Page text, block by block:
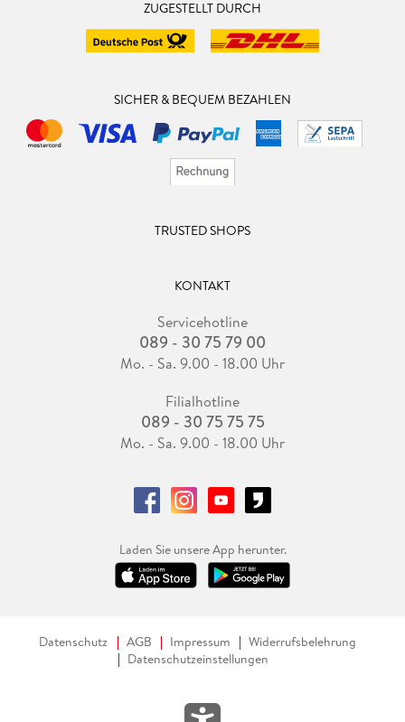
ZUGESTELLT DURCH
SICHER & BEQUEM BEZAHLEN
TRUSTED SHOPS
KONTAKT
Servicehotline
089 - 30 75 79 00
Mo. - Sa. 9.00 - 18.00 Uhr
Filialhotline
089 - 30 75 75 75
Mo. - Sa. 9.00 - 18.00 Uhr
Laden Sie unsere App herunter.
Datenschutz AGB Impressum
Widerrufsbelehrung
Datenschutzeinstellungen